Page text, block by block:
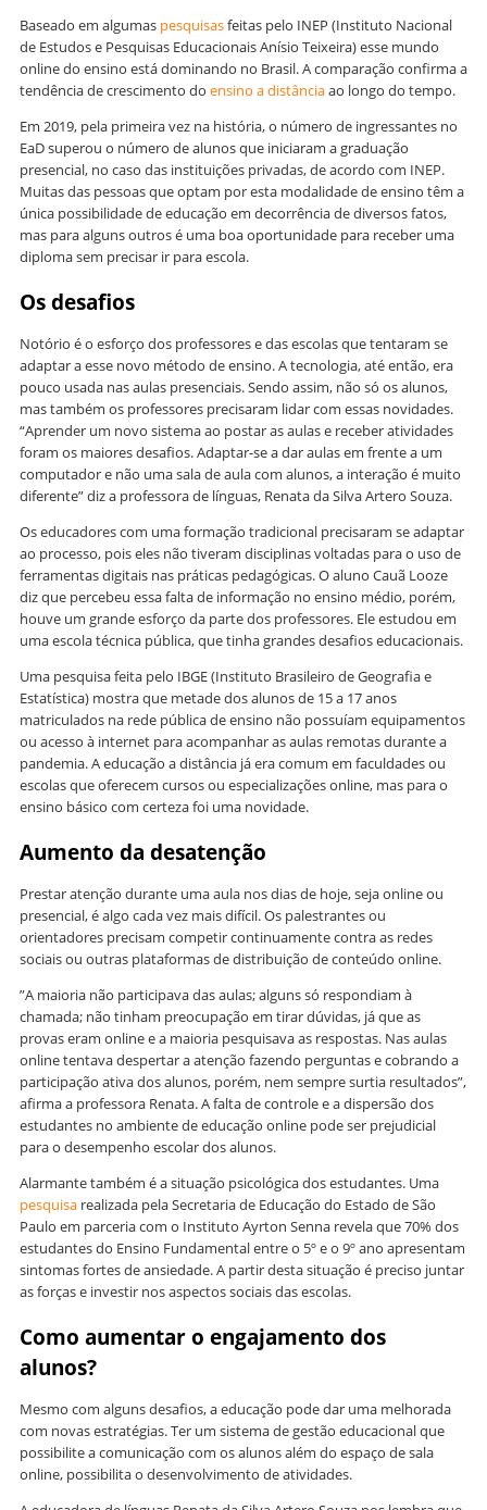
Baseado em algumas pesquisasfeitas pelo INEP (Instituto Nacional
de Estudos e Pesquisas Educacionais Anísio Teixeira) esse mundo
online do ensino está dominando no Brasil. A comparação confirma a
tendência de crescimento do ensino a distânciaao longo do tempo.
Em 2019, pela primeira vez na história, o número de ingressantes no
EaD superou o número de alunos que iniciaram a graduação
presencial, no caso das instituições privadas, de acordo com INEP.
Muitas das pessoas que optam por esta modalidade de ensino têm a
única possibilidade de educação em decorrência de diversos fatos,
mas para alguns outros é uma boa oportunidade para receber uma
diploma sem precisar ir para escola.
Os desafios
Notório é o esforço dos professores e das escolas que tentaram se
adaptar a esse novo método de ensino. A tecnologia, até então, era
pouco usada nas aulas presenciais. Sendo assim, não só os alunos,
mas também os professores precisaram lidar com essas novidades.
“Aprender um novo sistema ao postar as aulas e receber atividades
foram os maiores desafios. Adaptar-se a dar aulas em frente a um
computador e não uma sala de aula com alunos, a interação é muito
diferente” diz a professora de línguas, Renata da Silva Artero Souza.
Os educadores com uma formação tradicional precisaram se adaptar
ao processo, pois eles não tiveram disciplinas voltadas para o uso de
ferramentas digitais nas práticas pedagógicas. O aluno Cauã Looze
diz que percebeu essa falta de informação no ensino médio, porém,
houve um grande esforço da parte dos professores. Ele estudou em
uma escola técnica pública, que tinha grandes desafios educacionais.
Uma pesquisa feita pelo IBGE (Instituto Brasileiro de Geografia e
Estatística) mostra que metade dos alunos de 15 a 17 anos
matriculados na rede pública de ensino não possuíam equipamentos
ou acesso à internet para acompanhar as aulas remotas durante a
pandemia. A educação a distância já era comum em faculdades ou
escolas que oferecem cursos ou especializações online, mas para o
ensino básico com certeza foi uma novidade.
Aumento da desatenção
Prestar atenção durante uma aula nos dias de hoje, seja online ou
presencial, é algo cada vez mais difícil. Os palestrantes ou
orientadores precisam competir continuamente contra as redes
sociais ou outras plataformas de distribuição de conteúdo online.
”A maioria não participava das aulas; alguns só respondiam à
chamada; não tinham preocupação em tirar dúvidas, já que as
provas eram online e a maioria pesquisava as respostas. Nas aulas
online tentava despertar a atenção fazendo perguntas e cobrando a
participação ativa dos alunos, porém, nem sempre surtia resultados”,
afirma a professora Renata. A falta de controle e a dispersão dos
estudantes no ambiente de educação online pode ser prejudicial
para o desempenho escolar dos alunos.
Alarmante também é a situação psicológica dos estudantes. Uma
pesquisa realizada pela Secretaria de Educação do Estado de São
Paulo em parceria com o Instituto Ayrton Senna revela que 70% dos
estudantes do Ensino Fundamental entre o 5º e o 9º ano apresentam
sintomas fortes de ansiedade. A partir desta situação é preciso juntar
as forças e investir nos aspectos sociais das escolas.
Como aumentar o engajamento dos
alunos?
Mesmo com alguns desafios, a educação pode dar uma melhorada
com novas estratégias. Ter um sistema de gestão educacional que
possibilite a comunicação com os alunos além do espaço de sala
online, possibilita o desenvolvimento de atividades.